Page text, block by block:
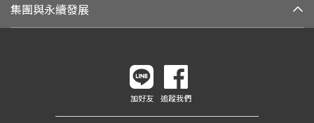
集團與永續發展
加好友 追蹤我們